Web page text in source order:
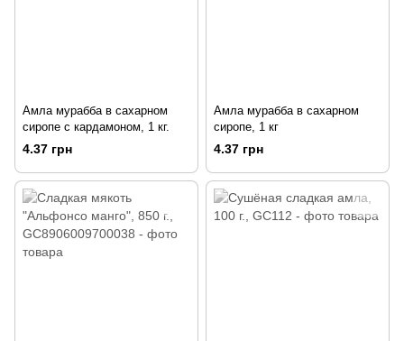
Амла мурабба в сахарном
сиропе с кардамоном, 1 кг.
4.37 грн
Амла мурабба в сахарном
сиропе, 1 кг
4.37 грн